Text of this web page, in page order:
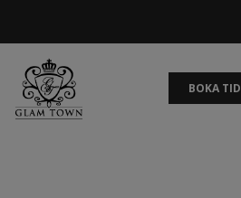
BOKA TID